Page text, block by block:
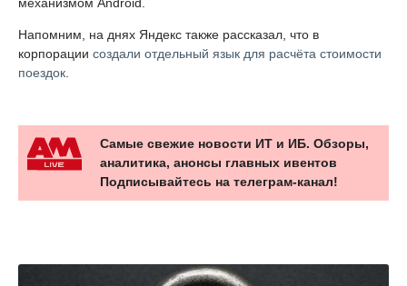
Напомним, на днях Яндекс также рассказал, что в
корпорации создали отдельный язык для расчёта стоимости
поездок
Самые свежие новости ИТ и ИБ. Обзоры,
аналитика, анонсы главных ивентов
Подписывайтесь на телеграм-канал!